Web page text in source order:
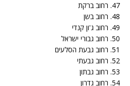
47. רחוב ברקת
48. רחוב בשן
49. רחוב ג'ון קנדי
50. רחוב גבורי ישראל
51. רחוב גבעת הסלעים
52. רחוב גבעתי
53. רחוב גבתון
54. רחוב גדרון